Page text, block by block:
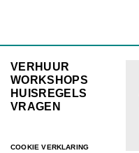
VERHUUR
WORKSHOPS
HUISREGELS
VRAGEN
COOKIE VERKLARING